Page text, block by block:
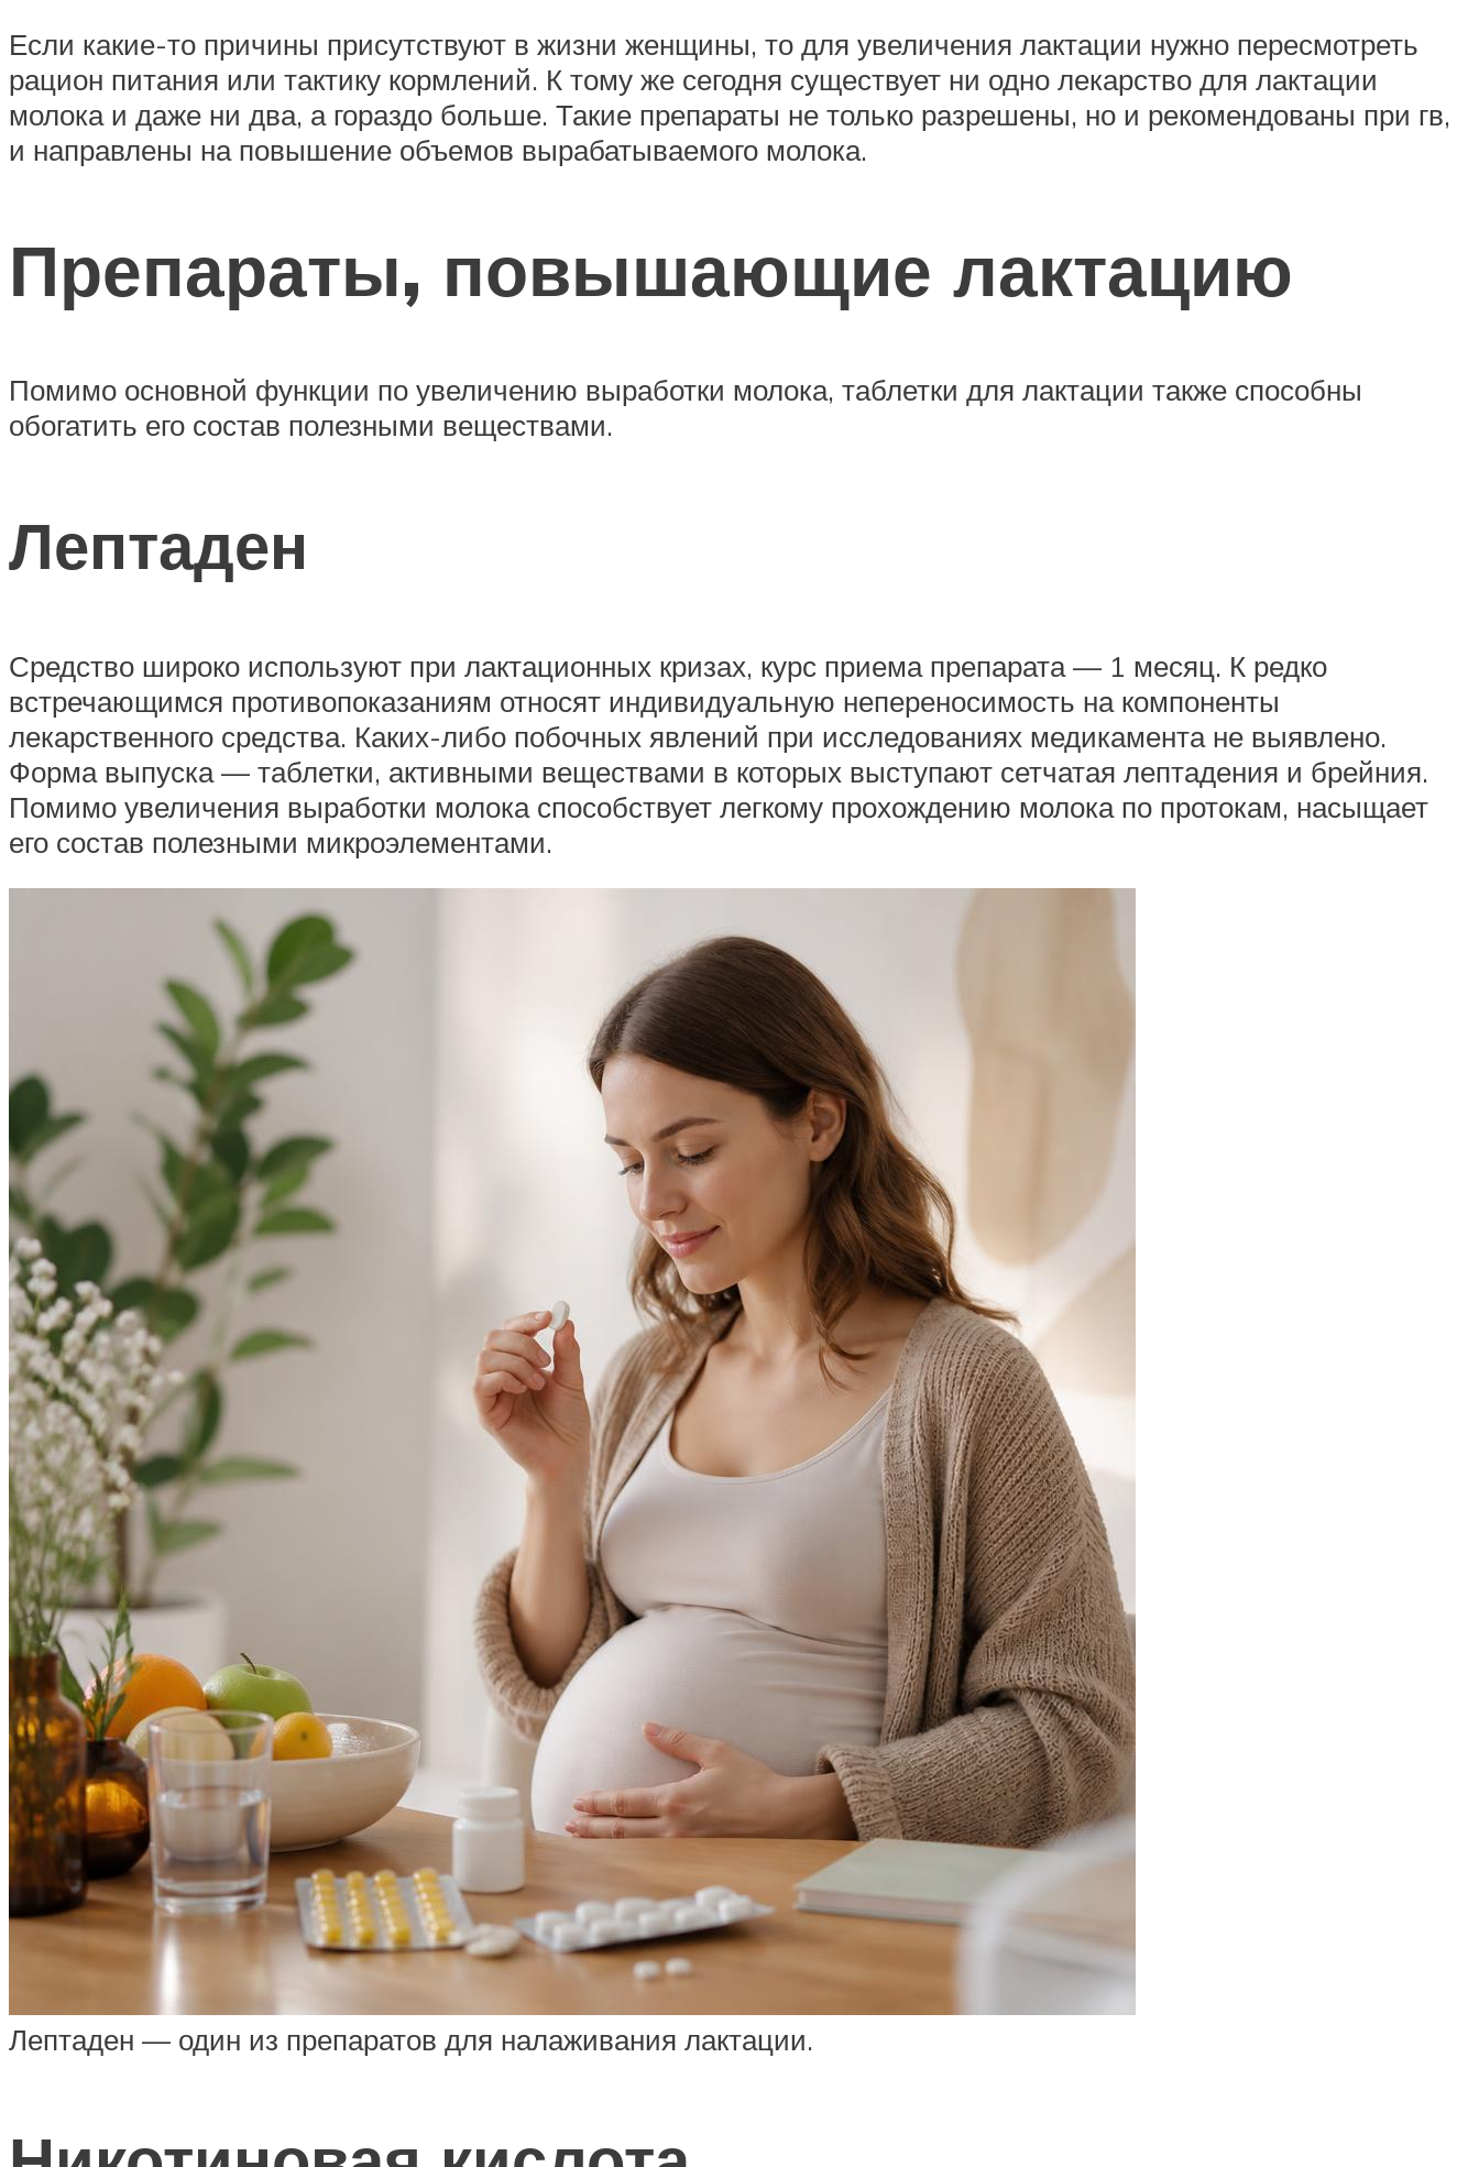
Если какие-то причины присутствуют в жизни женщины, то для увеличения лактации нужно пересмотреть
рацион питания или тактику кормлений. К тому же сегодня существует ни одно лекарство для лактации
молока и даже ни два, а гораздо больше. Такие препараты не только разрешены, но и рекомендованы при гв,
и направлены на повышение объемов вырабатываемого молока.
Препараты, повышающие лактацию
Помимо основной функции по увеличению выработки молока, таблетки для лактации также способны
обогатить его состав полезными веществами.
Лептаден
Средство широко используют при лактационных кризах, курс приема препарата — 1 месяц. К редко
встречающимся противопоказаниям относят индивидуальную непереносимость на компоненты
лекарственного средства. Каких-либо побочных явлений при исследованиях медикамента не выявлено.
Форма выпуска — таблетки, активными веществами в которых выступают сетчатая лептадения и брейния.
Помимо увеличения выработки молока способствует легкому прохождению молока по протокам, насыщает
его состав полезными микроэлементами.
Лептаден — один из препаратов для налаживания лактации.